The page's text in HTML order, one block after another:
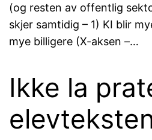
(og resten av offentlig
skjer samtidig – 1) KI blir
mye billigere (X-aksen –…
Ikke la